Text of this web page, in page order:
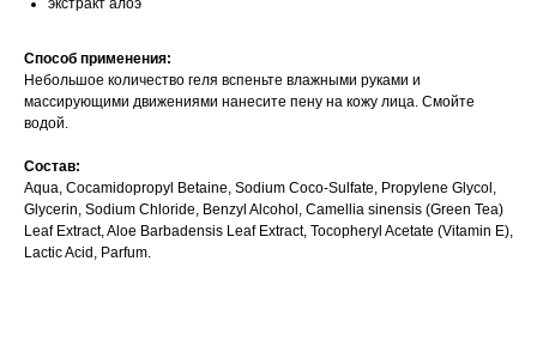
экстракт алоэ
Способ применения:
Небольшое количество геля вспеньте влажными руками и
массирующими движениями нанесите пену на кожу лица. Смойте
водой.
Состав:
Aqua, Cocamidopropyl Betaine, Sodium Coco-Sulfate, Propylene Glycol,
Glycerin, Sodium Chloride, Benzyl Alcohol, Camellia sinensis (Green Tea)
Leaf Extract, Aloe Barbadensis Leaf Extract, Tocopheryl Acetate (Vitamin E),
Lactic Acid, Parfum.